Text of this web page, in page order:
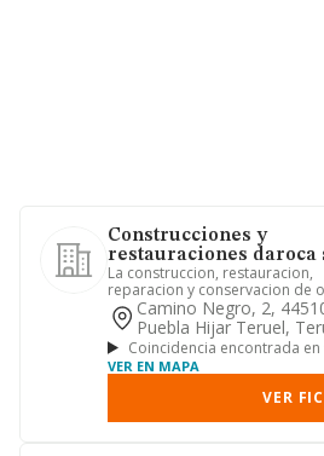
Construcciones y
restauraciones daroca
La construccion, restauracion,
reparacion y conservacion de
general.Camino Negro, 2,
Puebla Hijar Teruel,
Coincidencia encontrada en
VER EN MAPA
VER